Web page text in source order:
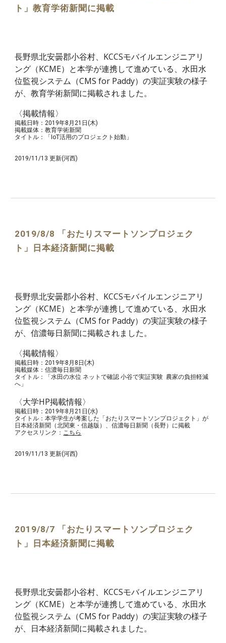
ト」教育学術新聞に掲載
長野県北安曇郡小谷村、KCCSモバイルエンジニアリ
ング（KCME）と本学が連携して進めている、水田水
位監視システム（CMS for Paddy）の実証実験の様子
が、教育学術新聞に掲載されました。
〈掲載情報〉
掲載日時：2019年8月21日(木)
掲載媒体：教育学術新聞
タイトル：「IoT活用のプロジェクト始動」
2019/11/13 更新(河西)
2019/8/8 「おたりスマートソンプロジェク
ト」日本経済新聞に掲載
長野県北安曇郡小谷村、KCCSモバイルエンジニアリ
ング（KCME）と本学が連携して進めている、水田水
位監視システム（CMS for Paddy）の実証実験の様子
が、信濃毎日新聞に掲載されました。
〈掲載情報〉
掲載日時：2019年8月8日(木)
掲載媒体：信濃毎日新聞
タイトル：「水田の水位 ネットで確認 小谷で実証実験 農家の負担軽減
へ」
〈大学HP掲載情報〉
掲載日時：2019年8月21日(水)
タイトル：本学学生が考案した「おたりスマートソンプロジェクト」が
日本経済新聞（北関東・信越版）、信濃毎日新聞（長野）に掲載
アクセスリンク： こちら
2019/11/13 更新(河西)
2019/8/7 「おたりスマートソンプロジェク
ト」日本経済新聞に掲載
長野県北安曇郡小谷村、KCCSモバイルエンジニアリ
ング（KCME）と本学が連携して進めている、水田水
位監視システム（CMS for Paddy）の実証実験の様子
が、日本経済新聞に掲載されました。